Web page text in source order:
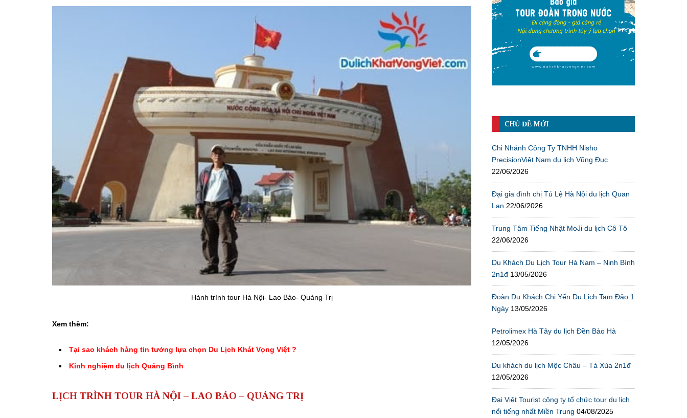
Hành trình tour Hà Nội- Lao Bảo- Quảng Trị
Xem thêm:
Tại sao khách hàng tin tưởng lựa chọn Du Lịch Khát Vọng Việt ?
Kinh nghiệm du lịch Quảng Bình
LỊCH TRÌNH TOUR HÀ NỘI – LAO BẢO – QUẢNG TRỊ
CHỦ ĐỀ MỚI
Chi Nhánh Công Ty TNHH Nisho
PrecisionViệt Nam du lịch Vũng Đục
22/06/2026
Đại gia đình chị Tú Lệ Hà Nội du lịch Quan
Lạn 22/06/2026
Trung Tâm Tiếng Nhật MoJi du lịch Cô Tô
22/06/2026
Du Khách Du Lịch Tour Hà Nam – Ninh Bình
2n1đ 13/05/2026
Đoàn Du Khách Chị Yến Du Lịch Tam Đảo 1
Ngày 13/05/2026
Petrolimex Hà Tây du lịch Đền Bảo Hà
12/05/2026
Du khách du lịch Mộc Châu – Tà Xùa 2n1đ
12/05/2026
Đại Việt Tourist công ty tổ chức tour du lịch
nổi tiếng nhất Miền Trung 04/08/2025